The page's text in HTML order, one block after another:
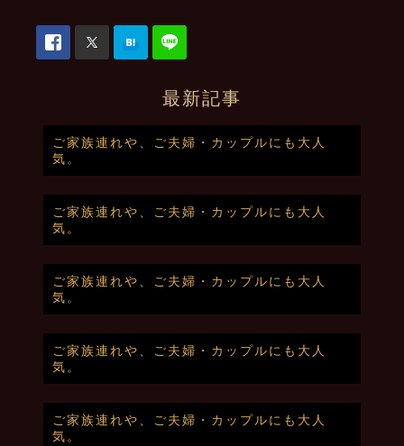
最新記事
ご家族連れや、ご夫婦・カップルにも大人
気。
ご家族連れや、ご夫婦・カップルにも大人
気。
ご家族連れや、ご夫婦・カップルにも大人
気。
ご家族連れや、ご夫婦・カップルにも大人
気。
ご家族連れや、ご夫婦・カップルにも大人
気。